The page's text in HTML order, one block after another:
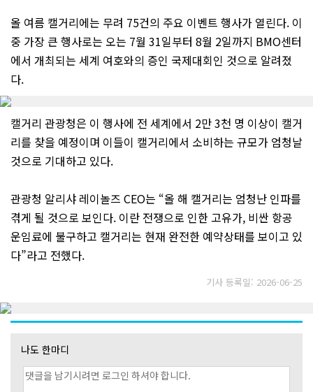
올 여름 캘거리에는 무려 75건의 주요 이벤트 행사가 열린다. 이
중 가장 큰 행사로는 오는 7월 31일부터 8월 2일까지 BMO센터
에서 개최되는 세계 여호와의 증인 국제대회인 것으로 알려졌
다.
캘거리 관광청은 이 행사에 전 세계에서 2만 3천 명 이상이 캘거
리를 찾을 예정이며 이들이 캘거리에서 소비하는 규모가 엄청날
것으로 기대하고 있다.
관광청 알리샤 레이놀즈 CEO는 “올 해 캘거리는 엄청난 인파를
겪게 될 것으로 보인다. 이란 전쟁으로 인한 고유가, 비싼 항공
운임료에 불구하고 캘거리는 현재 완전한 예약상태를 보이고 있
다”라고 전했다.
기사 등록일: 2026-06-25
나도 한마디